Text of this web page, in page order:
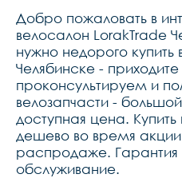
Добро пожаловать в
велосалон LorakTrade
нужно недорого купить
Челябинске -
проконсультируем и
велозапчасти -
доступная цена. Купить
дешево во время
распродаже. Гарантия
обслуживание.